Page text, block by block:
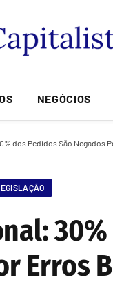
NEGÓCIOS
dos Pedidos São Negados
Erros